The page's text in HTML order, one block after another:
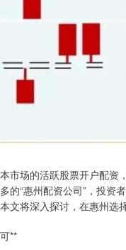
市场的活跃股票开户配
的“惠州配资公司”，投
文将深入探讨，在惠州选
**